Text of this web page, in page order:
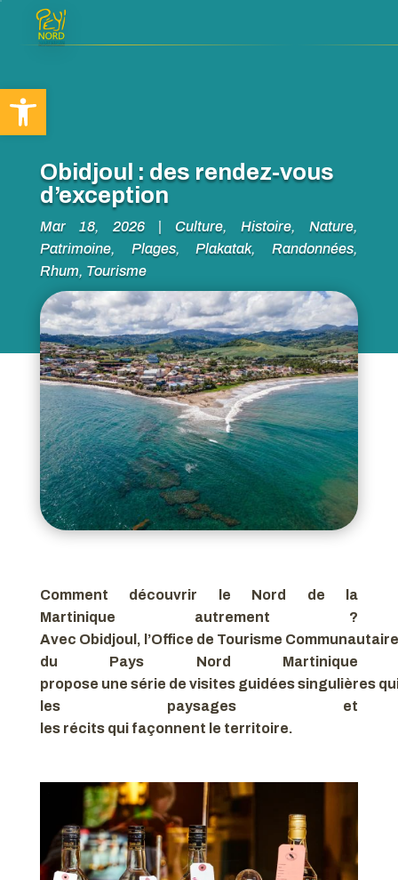
Ouvrir la barre d’outils
Obidjoul : des rendez-vous
d’exception
Mar 18, 2026|Culture,Histoire,Nature,
Patrimoine, Plages,Plakatak,Randonnées,
Rhum, Tourisme
Comment découvrir le Nord de la
Martinique autrement ?
Avec Obidjoul, l’Office de Tourisme Communautaire
du Pays Nord Martinique
propose une série de visites guidées singulières
les paysages et
les récits qui façonnent le territoire.